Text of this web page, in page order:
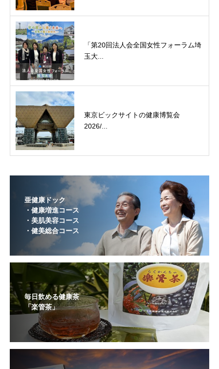
「第20回法人会全国女性フォーラム埼
玉大...
東京ビックサイトの健康博覧会
2026/...
亜健康ドック
・健康増進コース
・美肌美容コース
・健美総合コース
毎日飲める健康茶
「楽管茶」